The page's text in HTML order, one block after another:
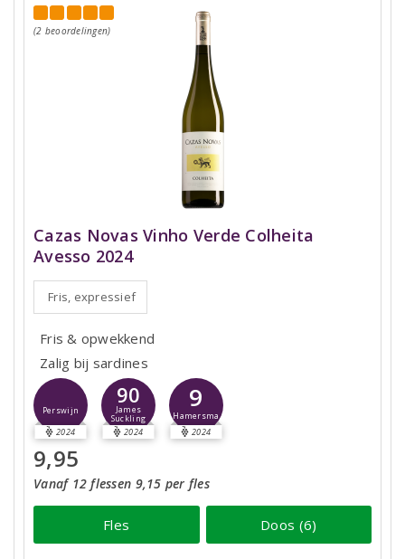
(2 beoordelingen)
Cazas Novas Vinho Verde Colheita
Avesso 2024
Fris, expressief
Fris & opwekkend
Zalig bij sardines
Perswijn
2024
90
James
Suckling
2024
9
Hamersma
2024
9,95
Vanaf 12 flessen 9,15 per fles
Fles Doos (6)